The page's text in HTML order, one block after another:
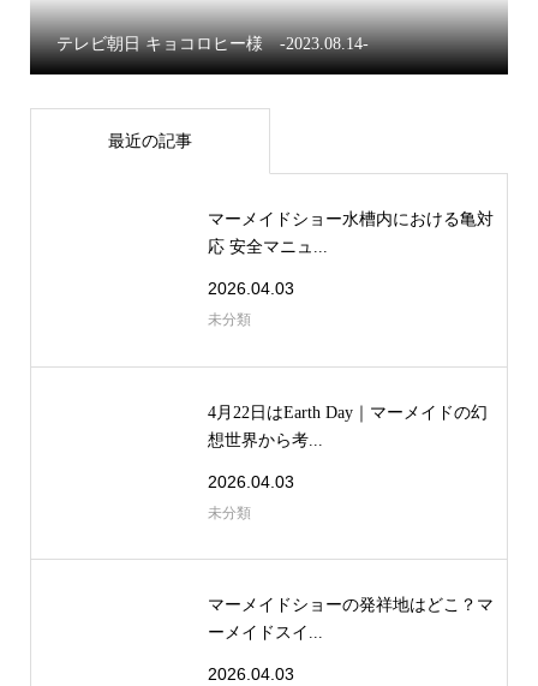
テレビ朝日 キョコロヒー様 -2023.08.14-
最近の記事
マーメイドショー水槽内における亀対
応 安全マニュ...
2026.04.03
未分類
4月22日はEarth Day｜マーメイドの幻
想世界から考...
2026.04.03
未分類
マーメイドショーの発祥地はどこ？マ
ーメイドスイ...
2026.04.03